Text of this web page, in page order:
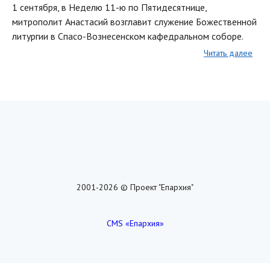
1 сентября, в Неделю 11-ю по Пятидесятнице,
митрополит Анастасий возглавит служение Божественной
литургии в Спасо-Вознесенском кафедральном соборе.
Читать далее
2001-2026 © Проект "Епархия"
CMS «Епархия»